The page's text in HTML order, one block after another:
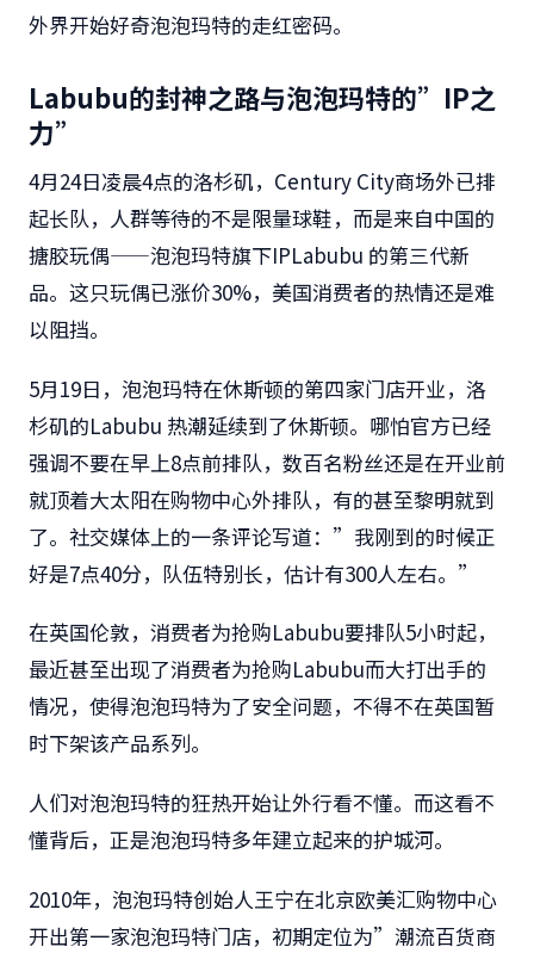
外界开始好奇泡泡玛特的走红密码。
Labubu的封神之路与泡泡玛特的”IP之
力”
4月24日凌晨4点的洛杉矶，Century City商场外已排
起长队，人群等待的不是限量球鞋，而是来自中国的
搪胶玩偶——泡泡玛特旗下IPLabubu 的第三代新
品。这只玩偶已涨价30%，美国消费者的热情还是难
以阻挡。
5月19日，泡泡玛特在休斯顿的第四家门店开业，洛
杉矶的Labubu 热潮延续到了休斯顿。哪怕官方已经
强调不要在早上8点前排队，数百名粉丝还是在开业前
就顶着大太阳在购物中心外排队，有的甚至黎明就到
了。社交媒体上的一条评论写道：”我刚到的时候正
好是7点40分，队伍特别长，估计有300人左右。”
在英国伦敦，消费者为抢购Labubu要排队5小时起，
最近甚至出现了消费者为抢购Labubu而大打出手的
情况，使得泡泡玛特为了安全问题，不得不在英国暂
时下架该产品系列。
人们对泡泡玛特的狂热开始让外行看不懂。而这看不
懂背后，正是泡泡玛特多年建立起来的护城河。
2010年，泡泡玛特创始人王宁在北京欧美汇购物中心
开出第一家泡泡玛特门店，初期定位为”潮流百货商